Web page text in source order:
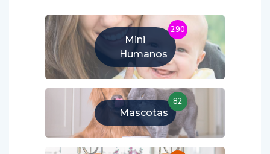
Mini
Humanos
290
Mascotas
82